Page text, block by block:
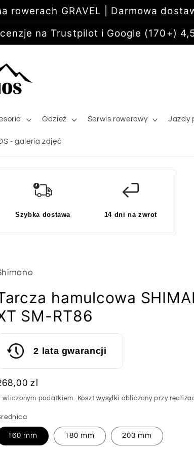
rowerach GRAVEL | Darmowa
na Trustpilot i Google (170+)
Odzież Serwis rowerowy Jazdy
- galeria zdjęć
Szybka dostawa 14 dni na zwrot
hamulcowa
SM-RT86
2 lata gwarancji
zl
wliczonym podatkiem. Koszt wysyłki obliczony przy
160 mm 180 mm 203 mm